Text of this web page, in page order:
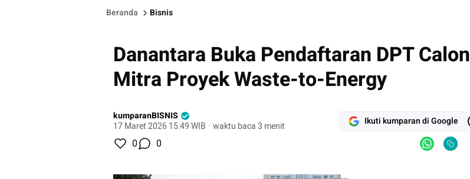
Beranda Bisnis
Danantara Buka Pendaftaran DPT Calon
Mitra Proyek Waste-to-Energy
kumparanBISNIS
17 Maret 2026 15:49 WIB · waktu baca 3 menit Ikuti kumparan di Google
0 0